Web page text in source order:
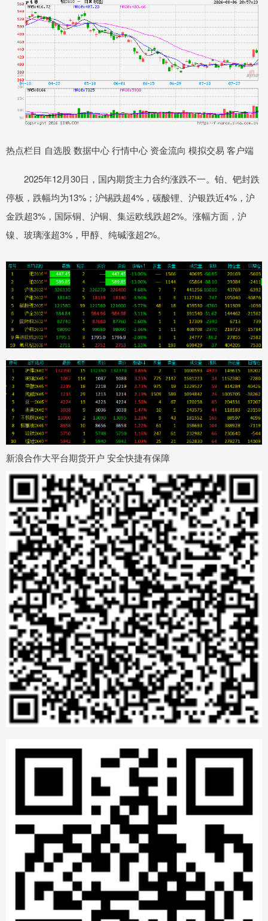
热点栏目 自选股 数据中心 行情中心 资金流向 模拟交易 客户端
2025年12月30日，国内期货主力合约涨跌不一。铂、钯封跌
停板，跌幅均为13%；沪锡跌超4%，碳酸锂、沪银跌近4%，沪
金跌超3%，国际铜、沪铜、集运欧线跌超2%。涨幅方面，沪
镍、玻璃涨超3%，甲醇、纯碱涨超2%。
新浪合作大平台期货开户 安全快捷有保障